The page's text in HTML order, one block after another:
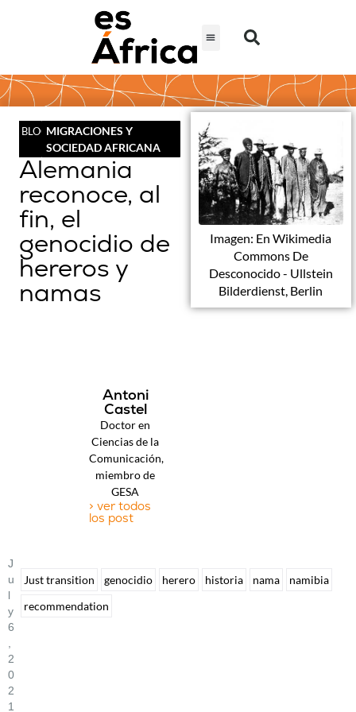
BLOGMIGRACIONES Y
SOCIEDAD AFRICANA
Alemania
reconoce, al
fin, el
genocidio de
hereros y
namas
Imagen: En Wikimedia
Commons De
Desconocido - Ullstein
Bilderdienst, Berlin
Antoni
Castel
Doctor en
Ciencias de la
Comunicación,
miembro de
GESA
> ver todos
los post
J
U
L
Y
6
2
0
2
1
Just transition genocidio herero historia nama
namibia
recommendation